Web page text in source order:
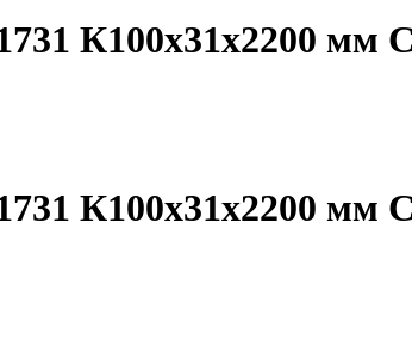
К100х31х2200
К100х31х2200